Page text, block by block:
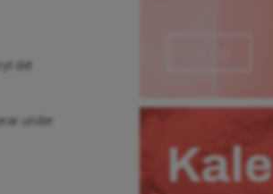
det
under